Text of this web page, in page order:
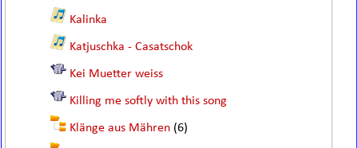
Kalinka
Katjuschka - Casatschok
Kei Muetter weiss
Killing me softly with this song
Klänge aus Mähren (6)